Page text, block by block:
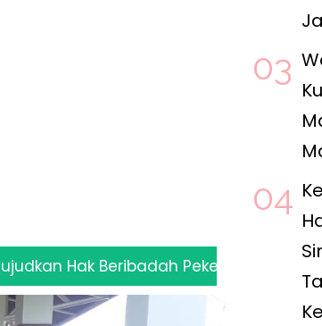
Pekerja Sawit, Kemenag Dan